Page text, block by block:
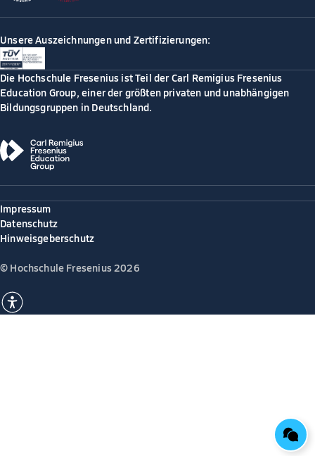
Unsere Auszeichnungen und Zertifizierungen:
Die Hochschule Fresenius ist Teil der Carl Remigius Fresenius
Education Group, einer der größten privaten und unabhängigen
Bildungsgruppen in Deutschland.
Impressum
Datenschutz
Hinweisgeberschutz
© Hochschule Fresenius 2026